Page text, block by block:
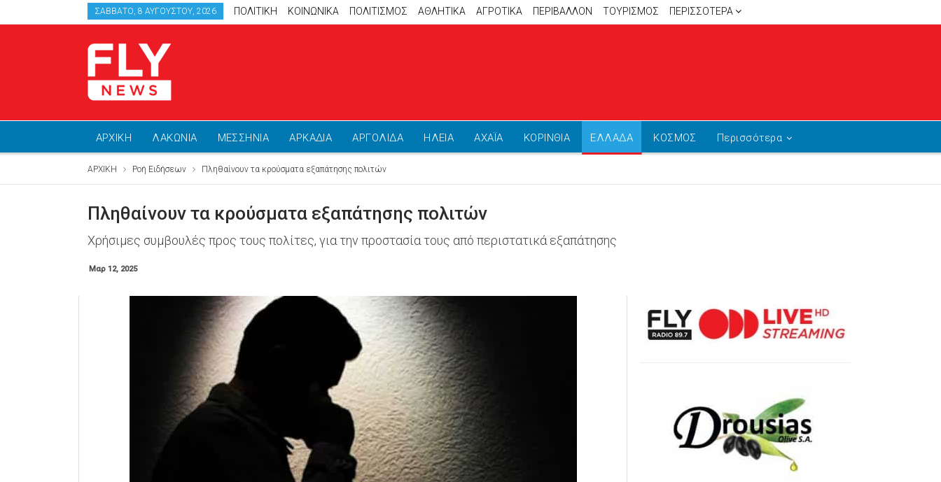
ΣΆΒΒΑΤΟ, 8 ΑΥΓΟΎΣΤΟΥ, 2026 ΠΟΛΙΤΙΚΗ ΚΟΙΝΩΝΙΚΑ ΠΟΛΙΤΙΣΜΟΣ ΑΘΛΗΤΙΚΆ ΑΓΡΟΤΙΚΑ ΠΕΡΙΒΑΛΛΟΝ ΤΟΥΡΙΣΜΟΣ ΠΕΡΙΣΣΌΤΕΡΑ
ΑΡΧΙΚΗ ΛΑΚΩΝΙΑ ΜΕΣΣΗΝΙΑ ΑΡΚΑΔΙΑ ΑΡΓΟΛΙΔΑ ΗΛΕΙΑ ΑΧΑΪΑ ΚΟΡΙΝΘΙΑ ΕΛΛΑΔΑ ΚΟΣΜΟΣ Περισσότερα
ΑΡΧΙΚΗ Ροή Ειδήσεων Πληθαίνουν τα κρούσματα εξαπάτησης πολιτών
Πληθαίνουν τα κρούσματα εξαπάτησης πολιτών
Χρήσιμες συμβουλές προς τους πολίτες, για την προστασία τους από περιστατικά εξαπάτησης
Μαρ 12, 2025